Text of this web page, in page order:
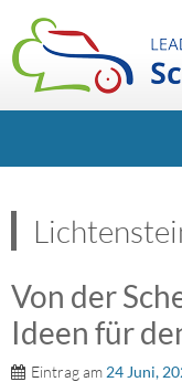
Von der
Ideen für
Eintrag am 24 Juni,